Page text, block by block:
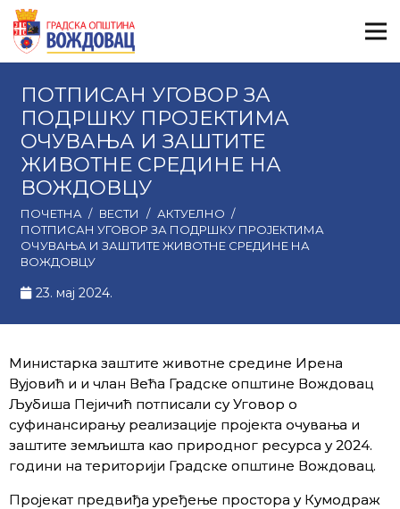
ПОТПИСАН УГОВОР ЗА
ПОДРШКУ ПРОЈЕКТИМА
ОЧУВАЊА И ЗАШТИТЕ
ЖИВОТНЕ СРЕДИНЕ НА
ВОЖДОВЦУ
ПОЧЕТНА / ВЕСТИ / АКТУЕЛНО /
ПОТПИСАН УГОВОР ЗА ПОДРШКУ ПРОЈЕКТИМА
ОЧУВАЊА И ЗАШТИТЕ ЖИВОТНЕ СРЕДИНЕ НА
ВОЖДОВЦУ
23. мај 2024.
Министарка заштите животне средине Ирена
Вујовић и и члан Већа Градске општине Вождовац
Љубиша Пејичић потписали су Уговор о
суфинансирању реализације пројекта очувања и
заштите земљишта као природног ресурса у 2024.
години на територији Градске општине Вождовац.
Пројекат предвиђа уређење простора у Кумодраж